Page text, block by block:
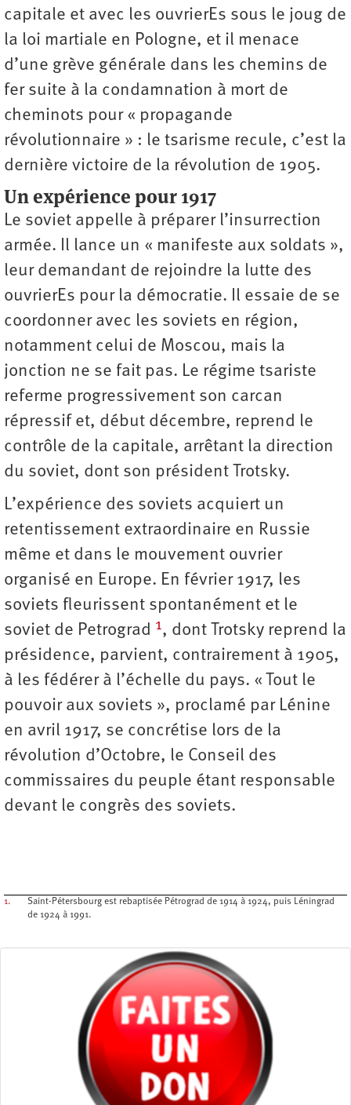
capitale et avec les ouvrierEs sous le joug de
la loi martiale en Pologne, et il menace
d’une grève générale dans les chemins de
fer suite à la condamnation à mort de
cheminots pour « propagande
révolutionnaire » : le tsarisme recule, c’est la
dernière victoire de la révolution de 1905.
Un expérience pour 1917
Le soviet appelle à préparer l’insurrection
armée. Il lance un « manifeste aux soldats »,
leur demandant de rejoindre la lutte des
ouvrierEs pour la démocratie. Il essaie de se
coordonner avec les soviets en région,
notamment celui de Moscou, mais la
jonction ne se fait pas. Le régime tsariste
referme progressivement son carcan
répressif et, début décembre, reprend le
contrôle de la capitale, arrêtant la direction
du soviet, dont son président Trotsky.
L’expérience des soviets acquiert un
retentissement extraordinaire en Russie
même et dans le mouvement ouvrier
organisé en Europe. En février 1917, les
soviets fleurissent spontanément et le
soviet de Petrograd 1, dont Trotsky reprend la
présidence, parvient, contrairement à 1905,
à les fédérer à l’échelle du pays. « Tout le
pouvoir aux soviets », proclamé par Lénine
en avril 1917, se concrétise lors de la
révolution d’Octobre, le Conseil des
commissaires du peuple étant responsable
devant le congrès des soviets.
1.
Saint-Pétersbourg est rebaptisée Pétrograd de 1914 à 1924, puis Léningrad
de 1924 à 1991.